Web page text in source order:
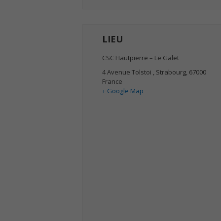
LIEU
CSC Hautpierre – Le Galet
4 Avenue Tolstoi , Strabourg, 67000
France
+ Google Map